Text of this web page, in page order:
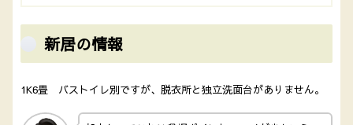
新居の情報
1K6畳 バストイレ別ですが、脱衣所と独立洗面台がありません。